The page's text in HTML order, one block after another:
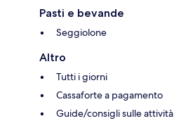
Pasti e bevande
Seggiolone
Altro
Tutti i giorni
Cassaforte a pagamento
Guide/consigli sulle attività